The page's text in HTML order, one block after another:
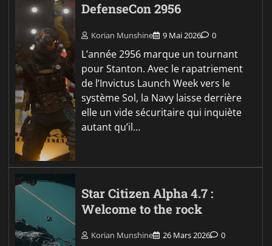
DefenseCon 2956
Korian Munshine 9 Mai 2026 0
L’année 2956 marque un tournant
pour Stanton. Avec le rapatriement
de l’Invictus Launch Week vers le
système Sol, la Navy laisse derrière
elle un vide sécuritaire qui inquiète
autant qu’il…
Star Citizen Alpha 4.7 :
Welcome to the rock
Korian Munshine 26 Mars 2026 0